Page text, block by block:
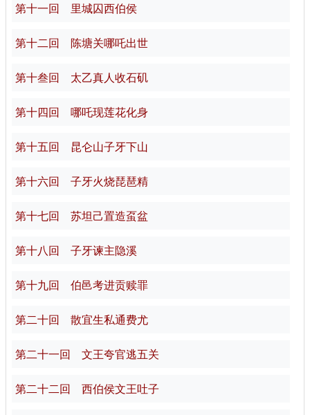
第十一回 里城囚西伯侯
第十二回 陈塘关哪吒出世
第十叁回 太乙真人收石矶
第十四回 哪吒现莲花化身
第十五回 昆仑山子牙下山
第十六回 子牙火烧琵琶精
第十七回 苏坦己置造虿盆
第十八回 子牙谏主隐溪
第十九回 伯邑考进贡赎罪
第二十回 散宜生私通费尤
第二十一回 文王夸官逃五关
第二十二回 西伯侯文王吐子